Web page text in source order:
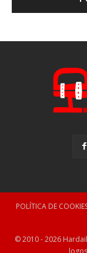
POLÍTICA DE
© 2010 - 2026